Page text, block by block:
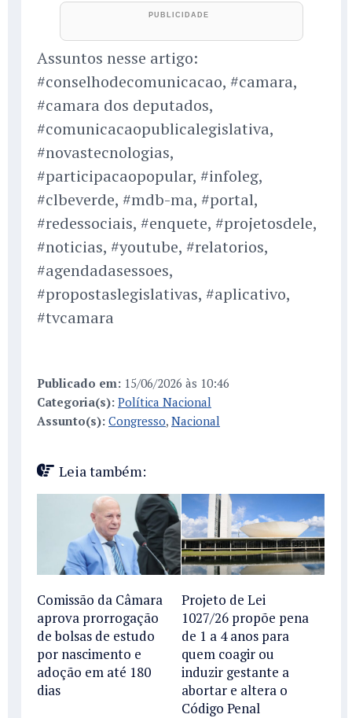
Assuntos nesse artigo:
#conselhodecomunicacao, #camara,
#camara dos deputados,
#comunicacaopublicalegislativa,
#novastecnologias,
#participacaopopular, #infoleg,
#clbeverde, #mdb-ma, #portal,
#redessociais, #enquete, #projetosdele,
#noticias, #youtube, #relatorios,
#agendadasessoes,
#propostaslegislativas, #aplicativo,
#tvcamara
Publicado em: 15/06/2026 às 10:46
Categoria(s): Política Nacional
Assunto(s): Congresso, Nacional
Leia também:
Comissão da Câmara
aprova prorrogação
de bolsas de estudo
por nascimento e
adoção em até 180
dias
Projeto de Lei
1027/26 propõe pena
de 1 a 4 anos para
quem coagir ou
induzir gestante a
abortar e altera o
Código Penal